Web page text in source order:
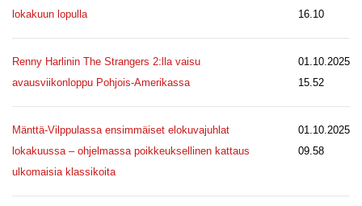
lokakuun lopulla
16.10
Renny Harlinin The Strangers 2:lla vaisu
avausviikonloppu Pohjois-Amerikassa
01.10.2025
15.52
Mänttä-Vilppulassa ensimmäiset elokuvajuhlat
lokakuussa – ohjelmassa poikkeuksellinen kattaus
ulkomaisia klassikoita
01.10.2025
09.58